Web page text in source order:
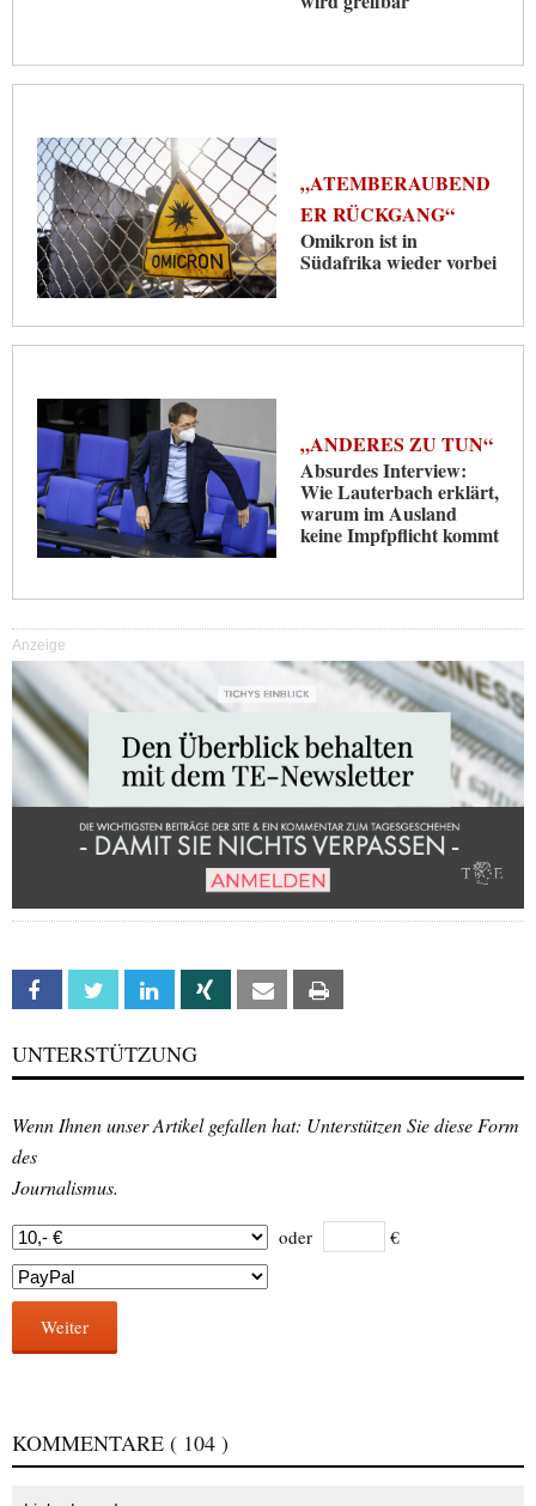
„ATEMBERAUBEND
ER RÜCKGANG“
Omikron ist in
Südafrika wieder vorbei
„ANDERES ZU TUN“
Absurdes Interview:
Wie Lauterbach erklärt,
warum im Ausland
keine Impfpflicht kommt
Anzeige
Facebook Twitter Linkedin Xing Email
UNTERSTÜTZUNG
Wenn Ihnen unser Artikel gefallen hat: Unterstützen Sie diese Form
des
Journalismus.
oder €
Weiter
KOMMENTARE ( 104 )